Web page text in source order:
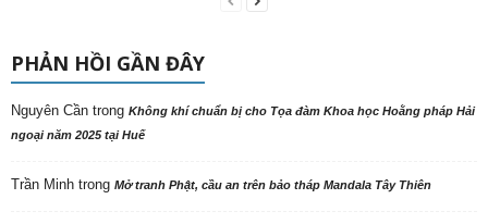
PHẢN HỒI GẦN ĐÂY
Nguyên Cần trong Không khí chuẩn bị cho Tọa đàm Khoa học Hoằng pháp Hải
ngoại năm 2025 tại Huế
Trần Minh trong Mở tranh Phật, cầu an trên bảo tháp Mandala Tây Thiên